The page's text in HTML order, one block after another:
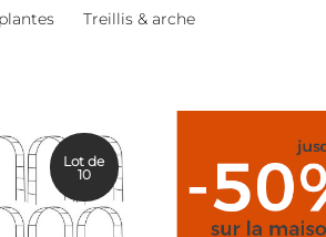
Treillis & arche
Lot de
10